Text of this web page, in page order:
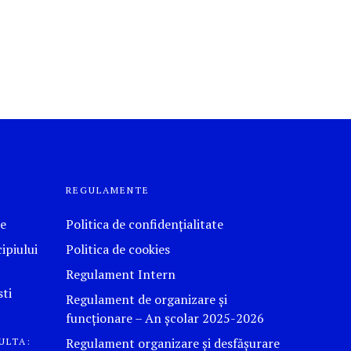
REGULAMENTE
Politica de confidențialitate
Politica de cookies
Regulament Intern
Regulament de organizare și
funcționare – An școlar 2025-2026
Regulament organizare și desfășurare